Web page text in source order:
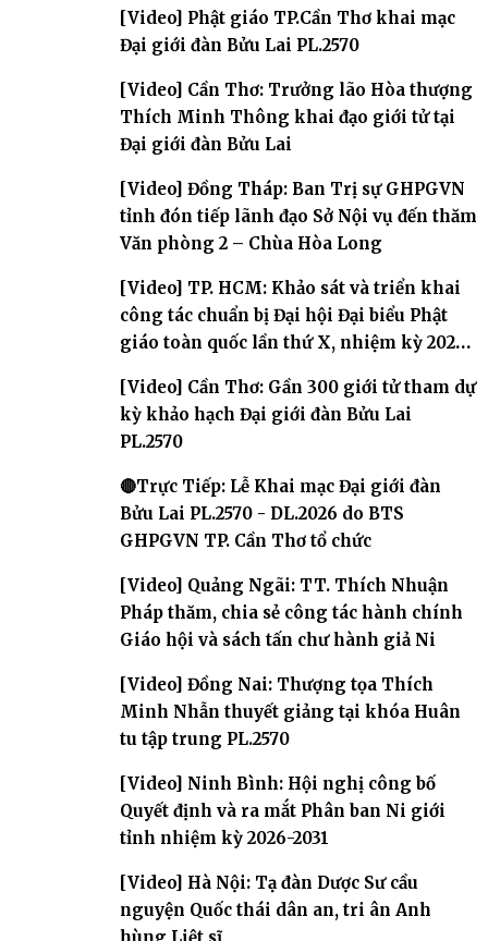
[Video] Phật giáo TP.Cần Thơ khai mạc
Đại giới đàn Bửu Lai PL.2570
[Video] Cần Thơ: Trưởng lão Hòa thượng
Thích Minh Thông khai đạo giới tử tại
Đại giới đàn Bửu Lai
[Video] Đồng Tháp: Ban Trị sự GHPGVN
tỉnh đón tiếp lãnh đạo Sở Nội vụ đến thăm
Văn phòng 2 – Chùa Hòa Long
[Video] TP. HCM: Khảo sát và triển khai
công tác chuẩn bị Đại hội Đại biểu Phật
giáo toàn quốc lần thứ X, nhiệm kỳ 2026-
[Video] Cần Thơ: Gần 300 giới tử tham dự
kỳ khảo hạch Đại giới đàn Bửu Lai
PL.2570
🔴Trực Tiếp: Lễ Khai mạc Đại giới đàn
Bửu Lai PL.2570 - DL.2026 do BTS
GHPGVN TP. Cần Thơ tổ chức
[Video] Quảng Ngãi: TT. Thích Nhuận
Pháp thăm, chia sẻ công tác hành chính
Giáo hội và sách tấn chư hành giả Ni
[Video] Đồng Nai: Thượng tọa Thích
Minh Nhẫn thuyết giảng tại khóa Huân
tu tập trung PL.2570
[Video] Ninh Bình: Hội nghị công bố
Quyết định và ra mắt Phân ban Ni giới
tỉnh nhiệm kỳ 2026-2031
[Video] Hà Nội: Tạ đàn Dược Sư cầu
nguyện Quốc thái dân an, tri ân Anh